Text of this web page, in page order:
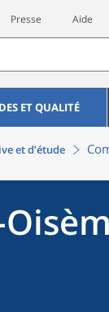
Presse Aide
ET QUALITÉ
et d’étude